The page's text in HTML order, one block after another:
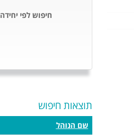
חיפוש לפי יחידה
תוצאות חיפוש
שם הנוהל